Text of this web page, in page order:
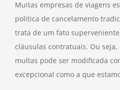
Muitas empresas de viagens
politica de cancelamento
trata de um fato
cláusulas contratuais. Ou
multas pode ser modificada
excepcional como a que